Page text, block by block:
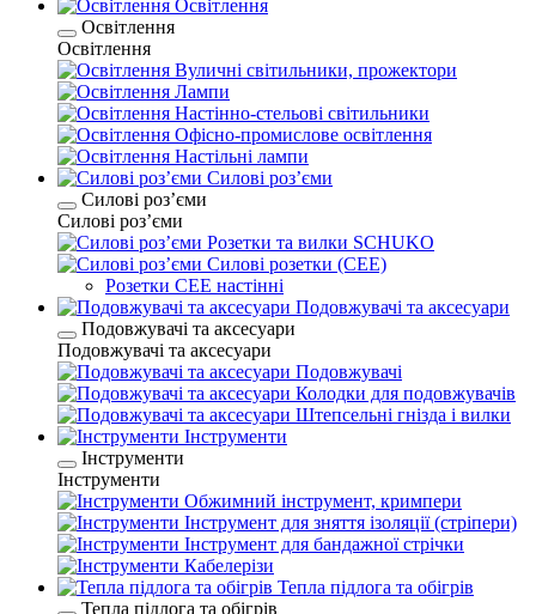
Освітлення
Освітлення
Освітлення
Вуличні світильники, прожектори
Лампи
Настінно-стельові світильники
Офісно-промислове освітлення
Настільні лампи
Силові розʼєми
Силові розʼєми
Силові розʼєми
Розетки та вилки SCHUKO
Силові розетки (CEE)
Розетки CEE настінні
Подовжувачі та аксесуари
Подовжувачі та аксесуари
Подовжувачі та аксесуари
Подовжувачі
Колодки для подовжувачів
Штепсельні гнізда і вилки
Інструменти
Інструменти
Інструменти
Обжимний інструмент, кримпери
Інструмент для зняття ізоляції (стріпери)
Інструмент для бандажної стрічки
Кабелерізи
Тепла підлога та обігрів
Тепла підлога та обігрів